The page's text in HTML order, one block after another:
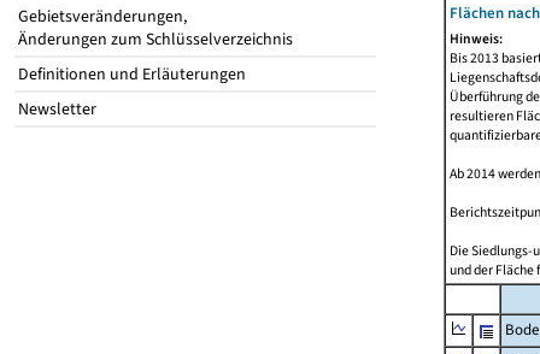
Gebietsveränderungen,
Änderungen zum Schlüsselverzeichnis
Definitionen und Erläuterungen
Newsletter
Flächen
Hinweis:
Bis 2013
Überführung
resultieren
Ab 2014
Die Siedlungs-
und der Fläche